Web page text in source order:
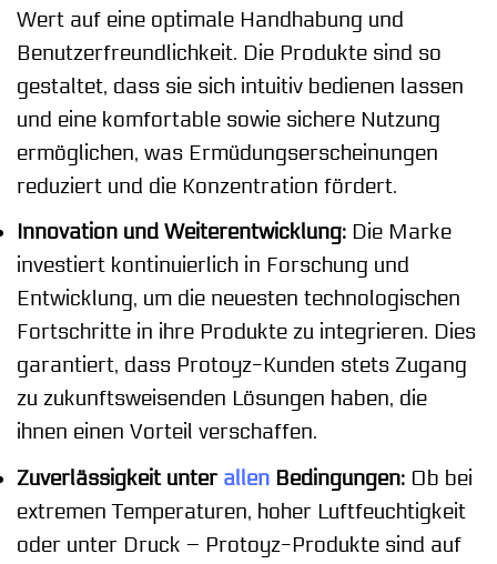
Wert auf eine optimale Handhabung und
Benutzerfreundlichkeit. Die Produkte sind so
gestaltet, dass sie sich intuitiv bedienen lassen
und eine komfortable sowie sichere Nutzung
ermöglichen, was Ermüdungserscheinungen
reduziert und die Konzentration fördert.
Innovation und Weiterentwicklung: Die Marke
investiert kontinuierlich in Forschung und
Entwicklung, um die neuesten technologischen
Fortschritte in ihre Produkte zu integrieren. Dies
garantiert, dass Protoyz-Kunden stets Zugang
zu zukunftsweisenden Lösungen haben, die
ihnen einen Vorteil verschaffen.
Zuverlässigkeit unter allen Bedingungen: Ob bei
extremen Temperaturen, hoher Luftfeuchtigkeit
oder unter Druck – Protoyz-Produkte sind auf